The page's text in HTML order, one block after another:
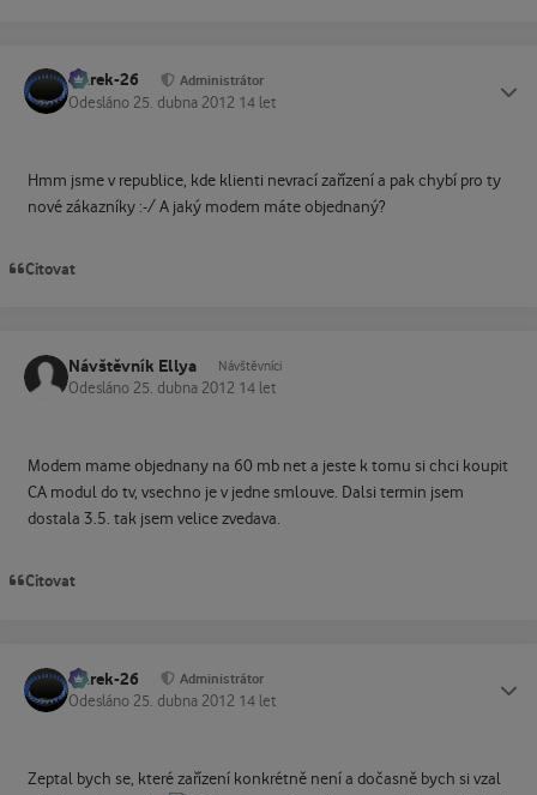
Marek-26 Administrátor
Odesláno 25. dubna 2012 14 let
Hmm jsme v republice, kde klienti nevrací zařízení a pak chybí pro ty
nové zákazníky :-/ A jaký modem máte objednaný?
Citovat
Návštěvník Ellya Návštěvníci
Odesláno 25. dubna 2012 14 let
Modem mame objednany na 60 mb net a jeste k tomu si chci koupit
CA modul do tv, vsechno je v jedne smlouve. Dalsi termin jsem
dostala 3.5. tak jsem velice zvedava.
Citovat
Marek-26 Administrátor
Odesláno 25. dubna 2012 14 let
Zeptal bych se, které zařízení konkrétně není a dočasně bych si vzal